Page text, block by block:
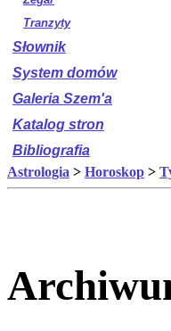
Tranzyty
Słownik
System domów
Galeria Szem'a
Katalog stron
Bibliografia
Astrologia > Horoskop >